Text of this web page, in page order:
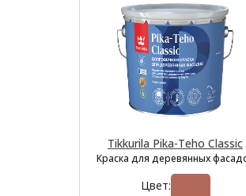
Tikkurila Pika-Teho Classic
Краска для деревянных
Цвет: